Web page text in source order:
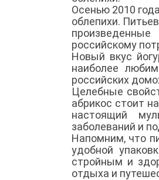
Осенью 2010
облепихи.
российскому
Новый вкус
наиболее
российских
Целебные
абрикос стоит
настоящий
заболеваний и
Напомним, что
удобной
стройным и
отдыха и